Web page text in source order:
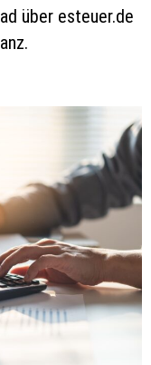
über esteuer.de